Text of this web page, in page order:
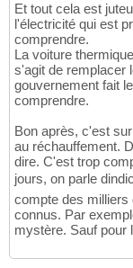
Et tout cela est
l'électricité qui est
comprendre.
La voiture
s'agit de remplacer
gouvernement fait
comprendre.
Bon après, c'est
au réchauffement.
dire. C'est trop
jours, on parle
compte des milliers
connus. Par
mystère. Sauf pour